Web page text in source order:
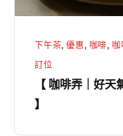
下午茶,優惠, 咖啡, 咖
訂位
【 咖啡弄｜好
】